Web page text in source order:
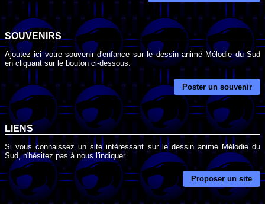
SOUVENIRS
Ajoutez ici votre souvenir d'enfance sur le dessin animé Mélodie du Sud
en cliquant sur le bouton ci-dessous.
Poster un souvenir
LIENS
Si vous connaissez un site intéressant sur le dessin animé Mélodie du
Sud, n'hésitez pas à nous l'indiquer.
Proposer un site